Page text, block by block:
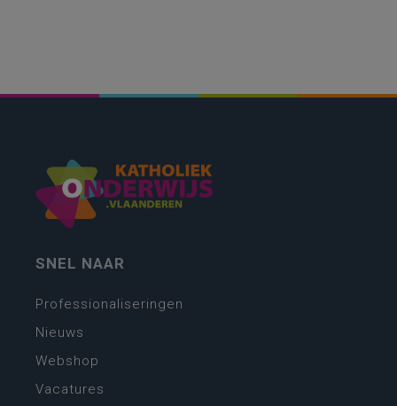
SNEL NAAR
Professionaliseringen
Nieuws
Webshop
Vacatures